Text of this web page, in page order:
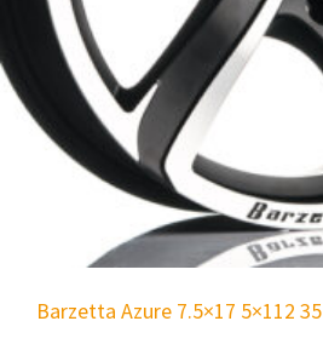
Barzetta Azure 7.5×17 5×112 35